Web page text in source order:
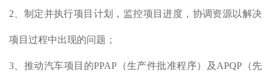
2、制定并执行项目计划，监控项目进度，协调资源以解决
项目过程中出现的问题；
3、推动汽车项目的PPAP（生产件批准程序）及APQP（先